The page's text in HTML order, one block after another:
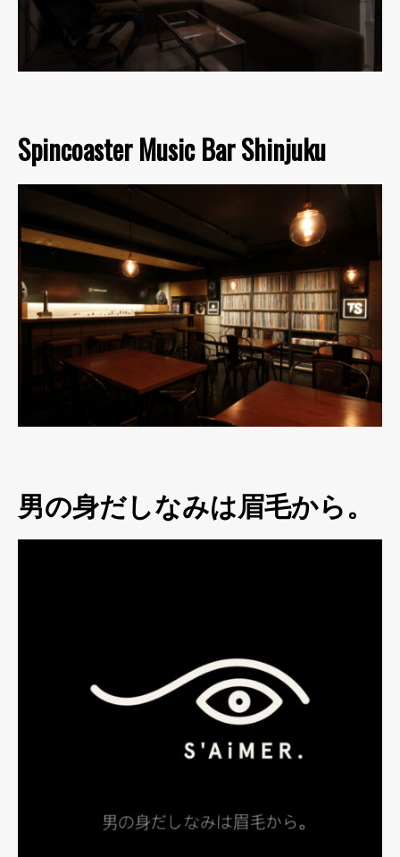
Spincoaster Music Bar Shinjuku
男の身だしなみは眉毛から。